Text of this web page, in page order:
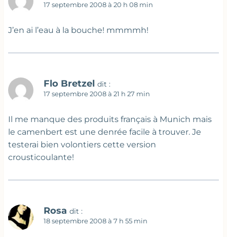
17 septembre 2008 à 20 h 08 min
J’en ai l’eau à la bouche! mmmmh!
Flo Bretzel dit :
17 septembre 2008 à 21 h 27 min
Il me manque des produits français à Munich mais
le camenbert est une denrée facile à trouver. Je
testerai bien volontiers cette version
crousticoulante!
Rosa dit :
18 septembre 2008 à 7 h 55 min